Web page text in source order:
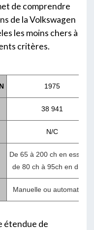
de comprendre
de la Volkswagen
les moins chers à
critères.
1975
38 941
N/C
De 65 à 200 ch en
de 80 ch à 95ch en diesel
Manuelle ou automatique
étendue de